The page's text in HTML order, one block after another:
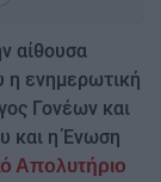
αίθουσα
ενημερωτική
Γονέων και
και η Ένωση
Απολυτήριο